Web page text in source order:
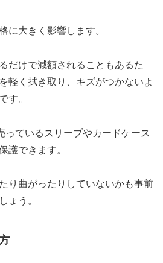
に大きく影響します。
だけで減額されることもあるた
軽く拭き取り、キズがつかないよ
す。
っているスリーブやカードケース
護できます。
り曲がったりしていないかも事前
ょう。